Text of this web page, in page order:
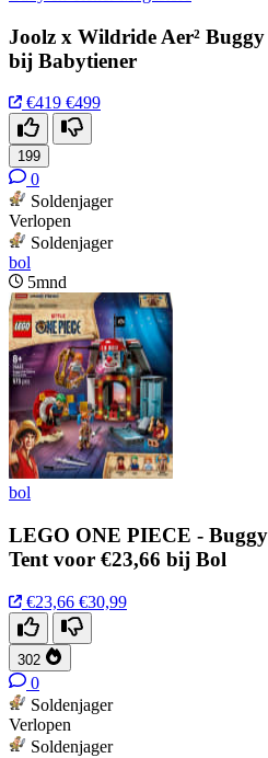
Joolz x Wildride Aer²
bij Babytiener
€419 €499
199
0
Soldenjager
Verlopen
Soldenjager
bol
5mnd
bol
LEGO ONE PIECE -
Tent voor €23,66 bij Bol
€23,66 €30,99
302
0
Soldenjager
Verlopen
Soldenjager